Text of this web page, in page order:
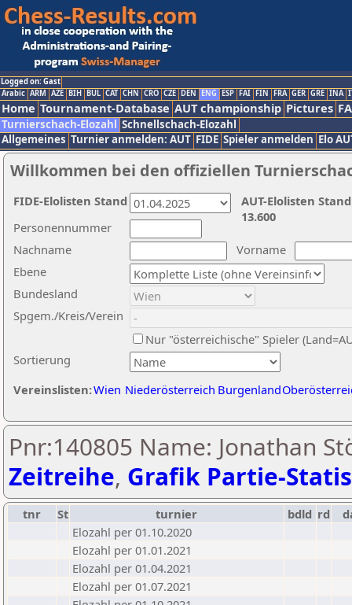
Logged on: Gast
Arabic ARM AZE BIH BUL CAT CHN CRO CZE DEN ENG ESP FAI FIN FRA GER GRE INA
Home Tournament-Database AUT championship Pictures
Turnierschach-Elozahl Schnellschach-Elozahl
Allgemeines Turnier anmelden: AUT FIDE Spieler anmelden Elo
Willkommen bei den offiziellen
Nachname
Vorname
Ebene
Sortierung
Personennummer
Bundesland
Spgem./Kreis/Verein
Nur "österreichische" Spieler
Vereinslisten:Wien Niederösterreich Burgenland
AUT-Elolisten
13.600
FIDE-Elolisten Stand
Pnr:140805 Name: Jonathan
Zeitreihe, Grafik Partie-
tnr St turnier bdld rd
Elozahl per 01.10.2020
Elozahl per 01.01.2021
Elozahl per 01.04.2021
Elozahl per 01.07.2021